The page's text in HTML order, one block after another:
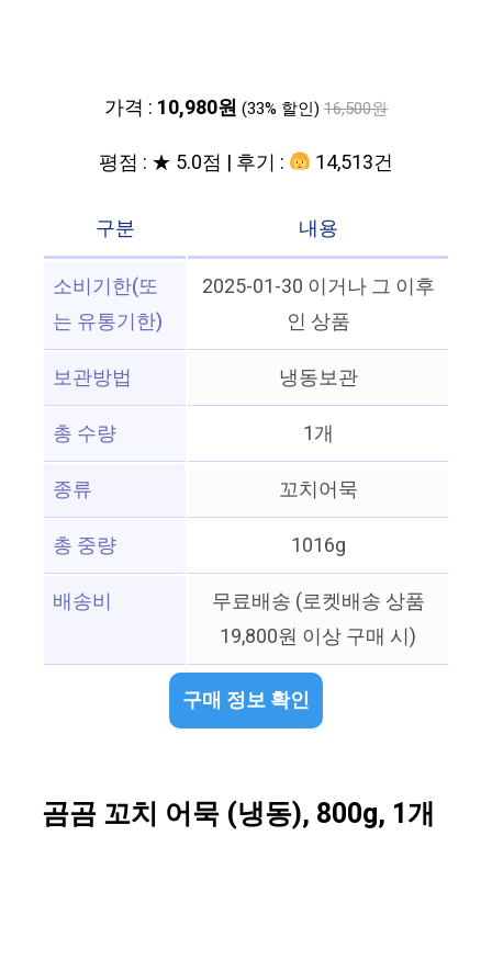
가격 : 10,980원 (33% 할인) 16,500원
평점 : ★ 5.0점 | 후기 : 14,513건
구분
내용
소비기한(또
는 유통기한)
2025-01-30 이거나 그 이후
인 상품
보관방법
냉동보관
총 수량
1개
종류
꼬치어묵
총 중량
1016g
배송비
무료배송 (로켓배송 상품
19,800원 이상 구매 시)
구매 정보 확인
곰곰 꼬치 어묵 (냉동), 800g, 1개